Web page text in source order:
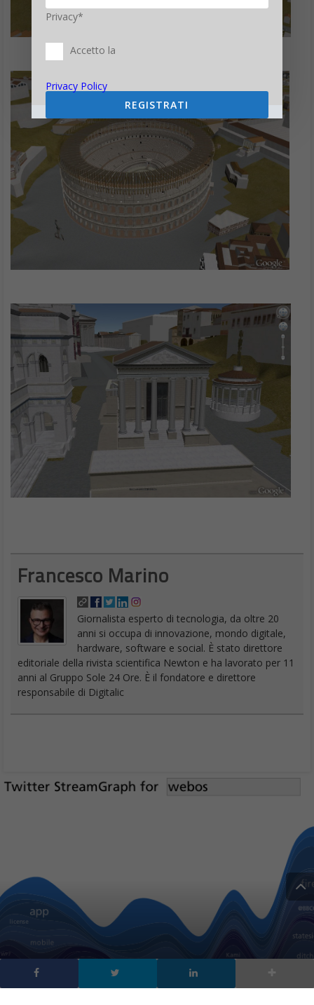
Francesco Marino
Giornalista esperto di tecnologia, da oltre 20
anni si occupa di innovazione, mondo digitale,
hardware, software e social. È stato direttore
editoriale della rivista scientifica Newton e ha lavorato per 11
anni al Gruppo Sole 24 Ore. È il fondatore e direttore
responsabile di Digitalic
Privacy*
Accetto la
Privacy Policy
REGISTRATI